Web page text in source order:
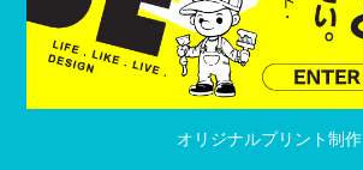
オリジナルプリント制作